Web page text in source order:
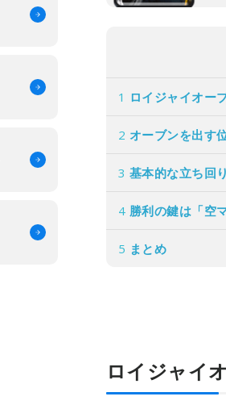
1 ロイジャイオー
2 オーブンを出す
3 基本的な立ち回り
4 勝利の鍵は「空
5 まとめ
ロイジャイ